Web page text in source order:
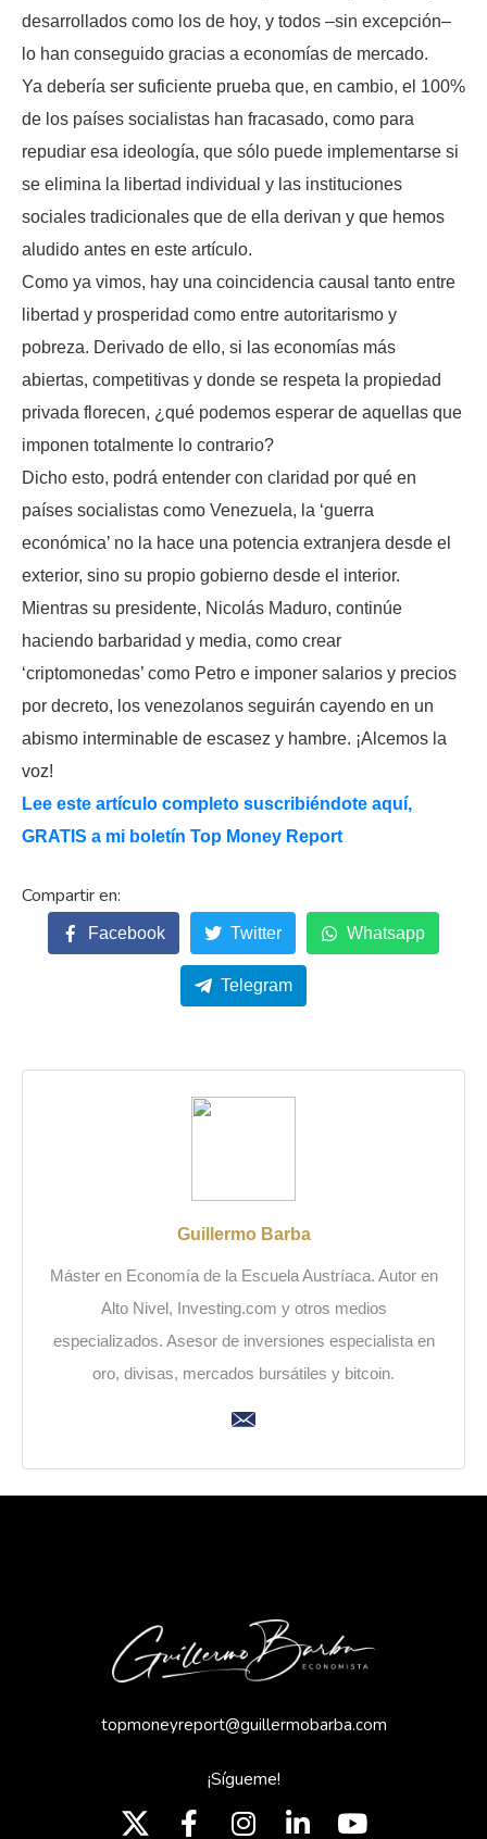
desarrollados como los de hoy, y todos –sin excepción–
lo han conseguido gracias a economías de mercado.
Ya debería ser suficiente prueba que, en cambio, el 100%
de los países socialistas han fracasado, como para
repudiar esa ideología, que sólo puede implementarse si
se elimina la libertad individual y las instituciones
sociales tradicionales que de ella derivan y que hemos
aludido antes en este artículo.
Como ya vimos, hay una coincidencia causal tanto entre
libertad y prosperidad como entre autoritarismo y
pobreza. Derivado de ello, si las economías más
abiertas, competitivas y donde se respeta la propiedad
privada florecen, ¿qué podemos esperar de aquellas que
imponen totalmente lo contrario?
Dicho esto, podrá entender con claridad por qué en
países socialistas como Venezuela, la ‘guerra
económica’ no la hace una potencia extranjera desde el
exterior, sino su propio gobierno desde el interior.
Mientras su presidente, Nicolás Maduro, continúe
haciendo barbaridad y media, como crear
‘criptomonedas’ como Petro e imponer salarios y precios
por decreto, los venezolanos seguirán cayendo en un
abismo interminable de escasez y hambre. ¡Alcemos la
voz!
Lee este artículo completo suscribiéndote aquí,
GRATIS a mi boletín Top Money Report
Facebook Twitter Whatsapp
Telegram
Guillermo Barba
Máster en Economía de la Escuela Austríaca. Autor en
Alto Nivel, Investing.com y otros medios
especializados. Asesor de inversiones especialista en
oro, divisas, mercados bursátiles y bitcoin.
topmoneyreport@guillermobarba.com
¡Sígueme!